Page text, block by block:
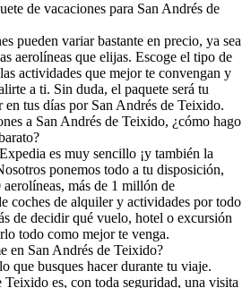
de vacaciones para San Andrés de
pueden variar bastante en precio, ya sea
aerolíneas que elijas. Escoge el tipo de
actividades que mejor te convengan y
a ti. Sin duda, el paquete será tu
tus días por San Andrés de Teixido.
a San Andrés de Teixido, ¿cómo hago
es muy sencillo ¡y también la
ponemos todo a tu disposición,
aerolíneas, más de 1 millón de
coches de alquiler y actividades por todo
de decidir qué vuelo, hotel o excursión
todo como mejor te venga.
en San Andrés de Teixido?
que busques hacer durante tu viaje.
es, con toda seguridad, una visita